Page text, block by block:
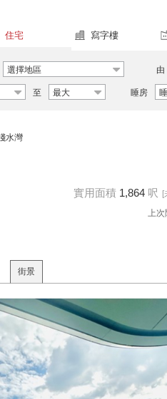
住宅 寫字樓
選擇地區 由
至 最大 睡房
水灣
實用面積 1,864 呎 [
上次
街景